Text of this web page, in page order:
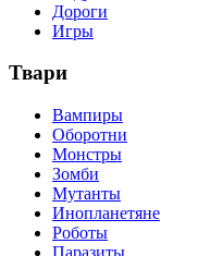
Дороги
Игры
Твари
Вампиры
Оборотни
Монстры
Зомби
Мутанты
Инопланетяне
Роботы